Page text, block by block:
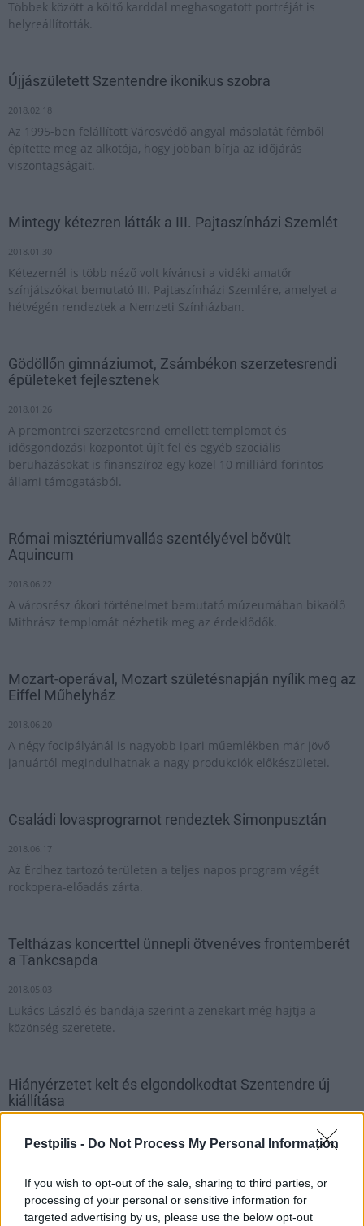
Pestpilis - Do Not Process My Personal Information
If you wish to opt-out of the sale, sharing to third parties, or
processing of your personal or sensitive information for
targeted advertising by us, please use the below opt-out
Többek között a költő karddal meghasogatott portréját is
helyreállították.
Újjászületett Szentendre ikonikus szobra
2018.02.18
Az 1995-ben felállított Városvédő angyal másolatát fémből
építette meg az alkotója, hogy jobban bírja az időjárás
viszontagságait.
Mintegy kétezren látták a III. Pajtaszínházi Szemlét
2018.01.30
Kétezernél is több néző volt kíváncsi a vidéki amatőr
színjátszókat bemutató III. Pajtaszínházi Szemlére, amelyet a
hétvégén rendeztek a Nemzeti Színházban.
Gödöllőn gimnáziumot, Zsámbékon szerzetesrendi
épületeket fejlesztenek
2018.01.26
A premontrei szerzetesrend emellett templomot és
idősgondozási központot újít fel és egyéb szociális
beruházásokat is finanszíroz egy közel 10 milliárd forintos
állami támogatásból.
Római misztériumvallás szentélyével bővült
Aquincum
2018.06.22
A városrész ókori történelmet bemutató múzeumában bikaölő
Mithrász templomát nézhetik meg az érdeklődők.
Mozart-operával, Mozart születésnapján nyílik meg az
Eiffel Műhelyház
2018.06.20
A négy focipályánál is nagyobb ipari műemlékben már jövő
januártól megindulhatnak a nagy produkciók előkészületei.
Családi lovasprogramot rendeztek Simonpusztán
2018.06.17
Az Érdhez tartozó területen a teljes napos program végét
rockopera-előadás zárta.
Teltházas koncerttel ünnepli ötvenéves frontemberét
a Tankcsapda
2018.05.03
Lukács László és bandája szerint a zenekart még hajtja a
közönség szeretete.
Hiányérzetet kelt és elgondolkodtat Szentendre új
kiállítása
Elsősorban a kamaszok számára szeretné közelebb hozni a
festmények mellett videó- és hanginstallációk is találhatók.